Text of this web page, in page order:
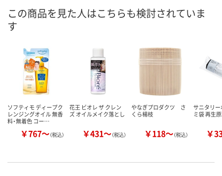
お届け日
カゴへ
数量
この商品を見た人はこちらも検討されていま
す
ソフティモ ディープク
レンジングオイル 無香
料・無着色 コー…
￥767～（税込）
花王 ビオレ ザ クレン
ズ オイルメイク落とし
￥431～（税込）
やなぎプロダクツ さ
くら楊枝
￥118～（税込）
サニタリー
ミ袋 再生
￥